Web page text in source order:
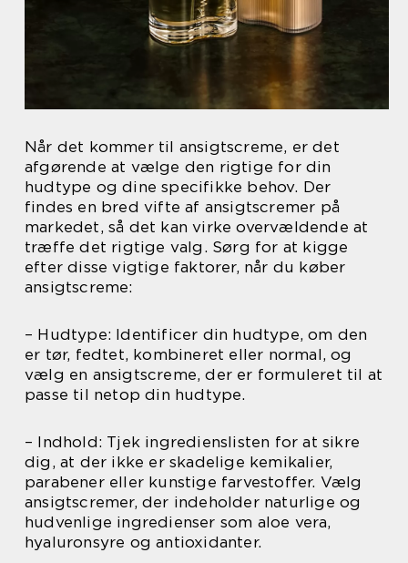
Når det kommer til ansigtscreme, er det
afgørende at vælge den rigtige for din
hudtype og dine specifikke behov. Der
findes en bred vifte af ansigtscremer på
markedet, så det kan virke overvældende at
træffe det rigtige valg. Sørg for at kigge
efter disse vigtige faktorer, når du køber
ansigtscreme:
– Hudtype: Identificer din hudtype, om den
er tør, fedtet, kombineret eller normal, og
vælg en ansigtscreme, der er formuleret til at
passe til netop din hudtype.
– Indhold: Tjek ingredienslisten for at sikre
dig, at der ikke er skadelige kemikalier,
parabener eller kunstige farvestoffer. Vælg
ansigtscremer, der indeholder naturlige og
hudvenlige ingredienser som aloe vera,
hyaluronsyre og antioxidanter.